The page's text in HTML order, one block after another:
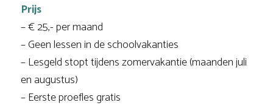
Prijs
– € 25,- per maand
– Geen lessen in de schoolvakanties
– Lesgeld stopt tijdens zomervakantie (maanden juli
en augustus)
– Eerste proefles gratis